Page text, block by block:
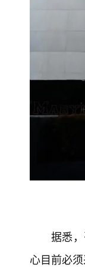
据悉
心目前必